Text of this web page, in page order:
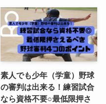
素人でも少年（学童）野球
の審判は出来る！練習試合
なら資格不要○最低限押さ